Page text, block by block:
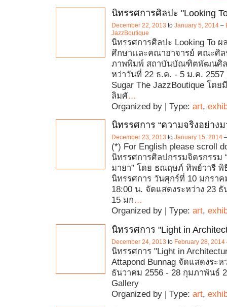
นิทรรศการศิลปะ "Looking
December 22, 2013 to January 5, 2014 –
JazzBoutique
นิทรรศการศิลปะ Looking To ผ
ศึกษาเเละคณาอาจารย์ คณะศิ
ภาพพิมพ์ สถาบันบัณฑิตพัฒนศิล
หว่าวันที่ 22 ธ.ค. - 5 ม.ค.
Sugar The JazzBoutique โดย
ลิมศั…
Organized by | Type: art,
นิทรรศการ “ความจริงอย่างม
December 23, 2013 to January 15, 2014
(*) For English please scroll
นิทรรศการศิลปกรรมจิตรกรรม
มายา” โดย ธณฤษภ์ ทิพย์วารี พิ
นิทรรศการ วันศุกร์ที่ 10 มกราค
18:00 น. จัดแสดงระหว่าง 23 ธั
15 มก…
Organized by | Type: art,
นิทรรศการ "Light in
December 24, 2013 to February 28, 2014
นิทรรศการ "Light in
Attapond Bunnag จัดแสดงระห
ธันวาคม 2556 - 28 กุมภาพันธ์
Gallery
Organized by | Type: art,